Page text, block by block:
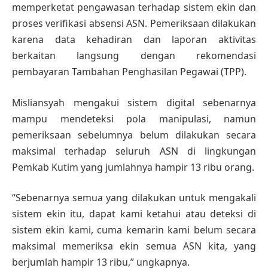
memperketat pengawasan terhadap sistem ekin dan
proses verifikasi absensi ASN. Pemeriksaan dilakukan
karena data kehadiran dan laporan aktivitas
berkaitan langsung dengan rekomendasi
pembayaran Tambahan Penghasilan Pegawai (TPP).
Misliansyah mengakui sistem digital sebenarnya
mampu mendeteksi pola manipulasi, namun
pemeriksaan sebelumnya belum dilakukan secara
maksimal terhadap seluruh ASN di lingkungan
Pemkab Kutim yang jumlahnya hampir 13 ribu orang.
“Sebenarnya semua yang dilakukan untuk mengakali
sistem ekin itu, dapat kami ketahui atau deteksi di
sistem ekin kami, cuma kemarin kami belum secara
maksimal memeriksa ekin semua ASN kita, yang
berjumlah hampir 13 ribu,” ungkapnya.